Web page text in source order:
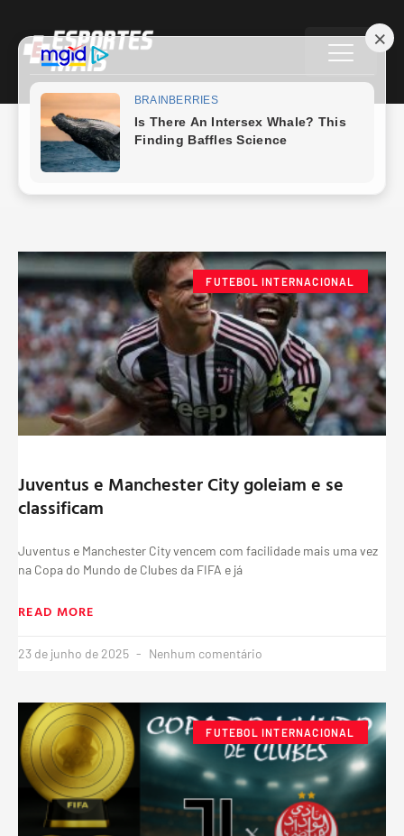
Juventus x Wydad Casablanca
FUTEBOL INTERNACIONAL
Juventus e Manchester City goleiam e se
classificam
Juventus e Manchester City vencem com facilidade mais uma vez
na Copa do Mundo de Clubes da FIFA e já
READ MORE
23 de junho de 2025 Nenhum comentário
FUTEBOL INTERNACIONAL